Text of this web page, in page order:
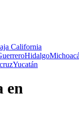
California
Hidalgo
Yucatán
en